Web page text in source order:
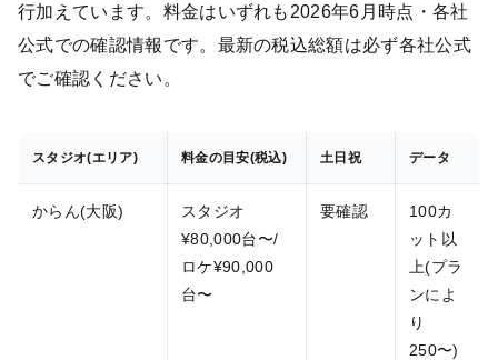
行加えています。料金はいずれも2026年6月時点・各社
公式での確認情報です。最新の税込総額は必ず各社公式
でご確認ください。
スタジオ(エリア) 料金の目安(税込) 土日祝 データ
からん(大阪)
スタジオ
¥80,000台〜/
ロケ¥90,000
台〜
要確認
100カ
ット以
上(プラ
ンによ
り
250〜)